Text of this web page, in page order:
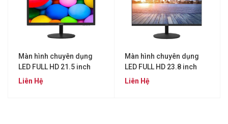
Màn hình chuyên dụng
LED FULL HD 21.5 inch
UNIARCH MT-22-L
Liên Hệ
Màn hình chuyên dụng
LED FULL HD 23.8 inch
UNIARCH MT-24-L
Liên Hệ